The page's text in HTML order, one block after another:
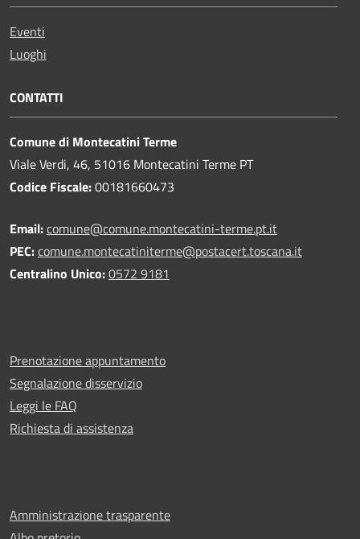
Eventi
Luoghi
CONTATTI
Comune di Montecatini Terme
Viale Verdi, 46, 51016 Montecatini Terme PT
Codice Fiscale:00181660473
Email:comune@comune.montecatini-terme.pt.it
PEC:comune.montecatiniterme@postacert.toscana.it
Centralino Unico:0572 9181
Prenotazione appuntamento
Segnalazione disservizio
Leggi le FAQ
Richiesta di assistenza
Amministrazione trasparente